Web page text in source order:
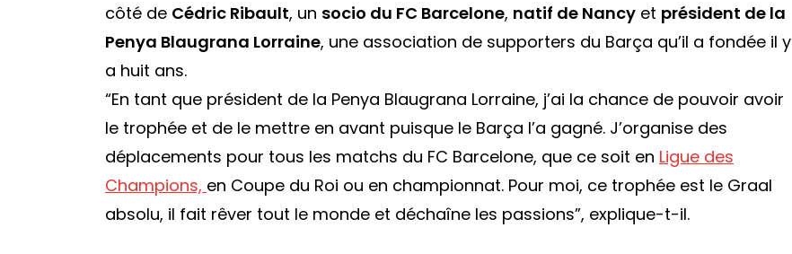
côté de Cédric Ribault, un socio du FC Barcelone, natif de Nancy et président de la
Penya Blaugrana Lorraine, une association de supporters du Barça qu’il a fondée il y
a huit ans.
“En tant que président de la Penya Blaugrana Lorraine, j’ai la chance de pouvoir avoir
le trophée et de le mettre en avant puisque le Barça l’a gagné. J’organise des
déplacements pour tous les matchs du FC Barcelone, que ce soit en Ligue des
Champions, en Coupe du Roi ou en championnat. Pour moi, ce trophée est le Graal
absolu, il fait rêver tout le monde et déchaîne les passions”, explique-t-il.